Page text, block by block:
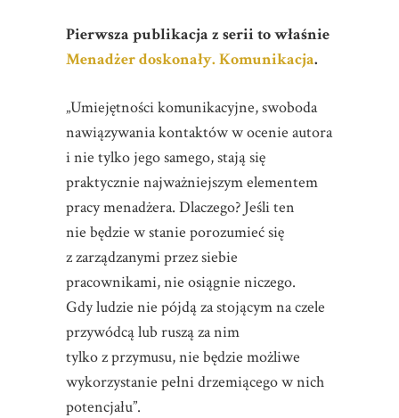
Pierwsza publikacja z serii to właśnie
Menadżer doskonały. Komunikacja.
„Umiejętności komunikacyjne, swoboda
nawiązywania kontaktów w ocenie autora
i nie tylko jego samego, stają się
praktycznie najważniejszym elementem
pracy menadżera. Dlaczego? Jeśli ten
nie będzie w stanie porozumieć się
z zarządzanymi przez siebie
pracownikami, nie osiągnie niczego.
Gdy ludzie nie pójdą za stojącym na czele
przywódcą lub ruszą za nim
tylko z przymusu, nie będzie możliwe
wykorzystanie pełni drzemiącego w nich
potencjału”.